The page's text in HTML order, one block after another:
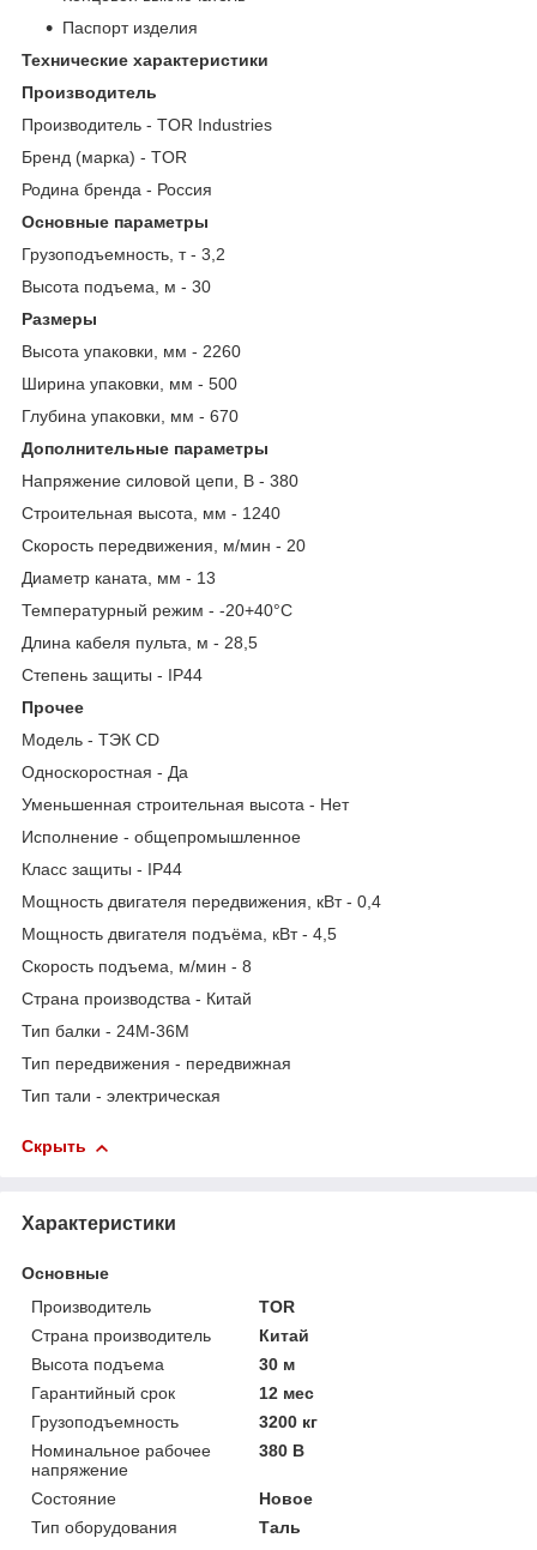
Паспорт изделия
Технические характеристики
Производитель
Производитель - TOR Industries
Бренд (марка) - TOR
Родина бренда - Россия
Основные параметры
Грузоподъемность, т - 3,2
Высота подъема, м - 30
Размеры
Высота упаковки, мм - 2260
Ширина упаковки, мм - 500
Глубина упаковки, мм - 670
Дополнительные параметры
Напряжение силовой цепи, В - 380
Строительная высота, мм - 1240
Скорость передвижения, м/мин - 20
Диаметр каната, мм - 13
Температурный режим - -20+40°С
Длина кабеля пульта, м - 28,5
Степень защиты - IP44
Прочее
Модель - ТЭК CD
Односкоростная - Да
Уменьшенная строительная высота - Нет
Исполнение - общепромышленное
Класс защиты - IP44
Мощность двигателя передвижения, кВт - 0,4
Мощность двигателя подъёма, кВт - 4,5
Скорость подъема, м/мин - 8
Страна производства - Китай
Тип балки - 24М-36М
Тип передвижения - передвижная
Тип тали - электрическая
Скрыть
Характеристики
Основные
Производитель
TOR
Страна производитель
Китай
Высота подъема
30 м
Гарантийный срок
12 мес
Грузоподъемность
3200 кг
Номинальное рабочее
напряжение
380 В
Состояние
Новое
Тип оборудования
Таль